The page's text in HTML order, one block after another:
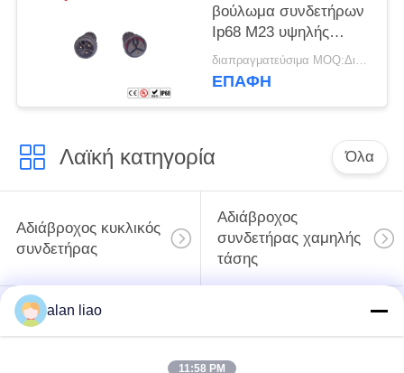
βούλωμα συνδετήρων
Ip68 M23 υψηλής
τάσης αδιάβροχο
διαπραγματεύσιμα MOQ:Διαπραγματεύσιμος
ΕΠΑΦΉ
Λαϊκή κατηγορία Όλα
Αδιάβροχος κυκλικός
συνδετήρας
Αδιάβροχος
συνδετήρας χαμηλής
τάσης
Αδιάβροχος
συνδετήρας
alan liao
11:58 PM